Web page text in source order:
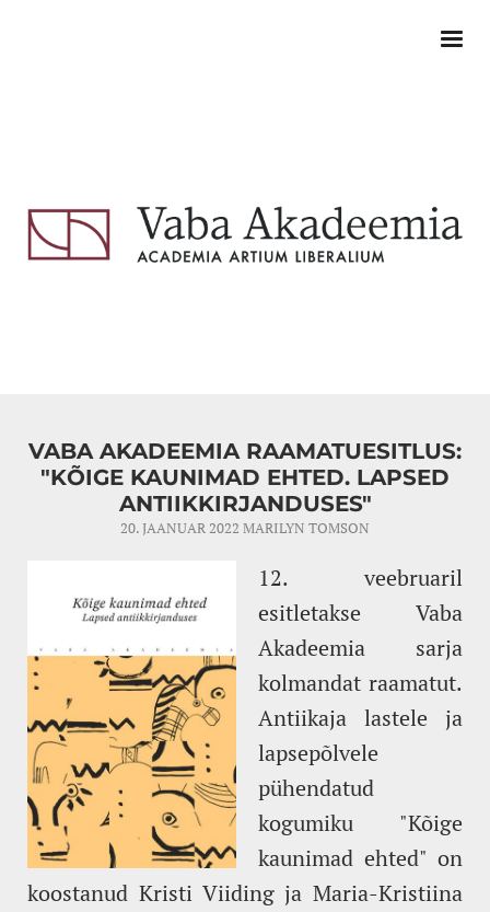
VABA AKADEEMIA RAAMATUESITLUS:
"KÕIGE KAUNIMAD EHTED. LAPSED
ANTIIKKIRJANDUSES"
20. JAANUAR 2022 MARILYN TOMSON
12. veebruaril
esitletakse Vaba
Akadeemia sarja
kolmandat raamatut.
Antiikaja lastele ja
lapsepõlvele
pühendatud
kogumiku "Kõige
kaunimad ehted" on
koostanud Kristi Viiding ja Maria-Kristiina